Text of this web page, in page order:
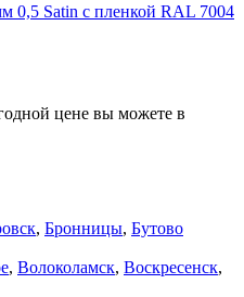
0,5 Satin с пленкой RAL 7004
цене вы можете в
, Бронницы, Бутово
, Волоколамск, Воскресенск,